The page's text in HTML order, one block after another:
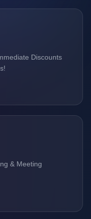
Discounts
& Meeting